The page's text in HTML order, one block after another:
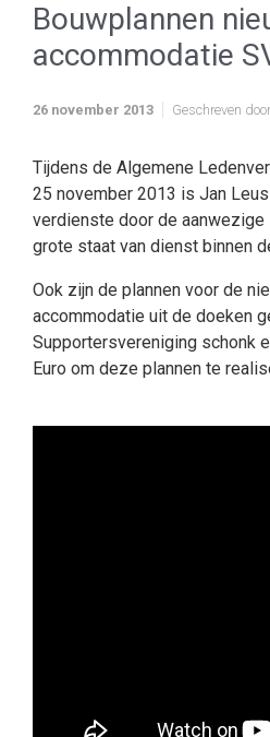
Bouwplannen
accommodatie
26 november 2013 Geschreven door
Tijdens de Algemene
25 november 2013 is Jan
verdienste door de aanwezige
grote staat van dienst binnen
Ook zijn de plannen voor de
accommodatie uit de doeken
Supportersvereniging schonk
Euro om deze plannen te